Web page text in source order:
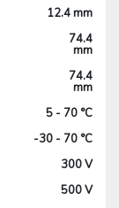
12.4 mm
74.4
mm
74.4
mm
5 - 70 °C
-30 - 70 °C
300 V
500 V